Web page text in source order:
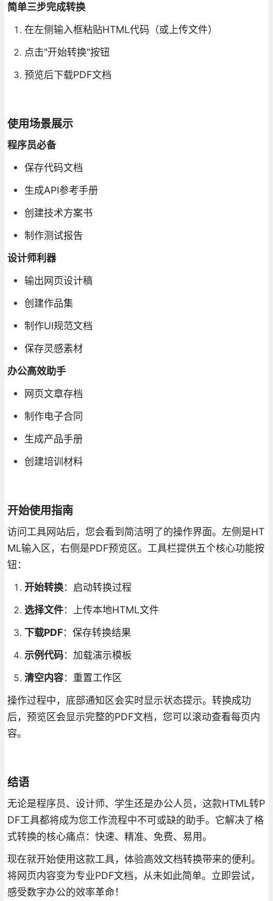
简单三步完成转换
在左侧输入框粘贴HTML代码（或上传文件）
点击"开始转换"按钮
预览后下载PDF文档
使用场景展示
程序员必备
保存代码文档
生成API参考手册
创建技术方案书
制作测试报告
设计师利器
输出网页设计稿
创建作品集
制作UI规范文档
保存灵感素材
办公高效助手
网页文章存档
制作电子合同
生成产品手册
创建培训材料
开始使用指南
访问工具网站后，您会看到简洁明了的操作界面。左侧是HT
ML输入区，右侧是PDF预览区。工具栏提供五个核心功能按
钮：
开始转换：启动转换过程
选择文件：上传本地HTML文件
下载PDF：保存转换结果
示例代码：加载演示模板
清空内容：重置工作区
操作过程中，底部通知区会实时显示状态提示。转换成功
后，预览区会显示完整的PDF文档，您可以滚动查看每页内
容。
结语
无论是程序员、设计师、学生还是办公人员，这款HTML转P
DF工具都将成为您工作流程中不可或缺的助手。它解决了格
式转换的核心痛点：快速、精准、免费、易用。
现在就开始使用这款工具，体验高效文档转换带来的便利。
将网页内容变为专业PDF文档，从未如此简单。立即尝试，
感受数字办公的效率革命！